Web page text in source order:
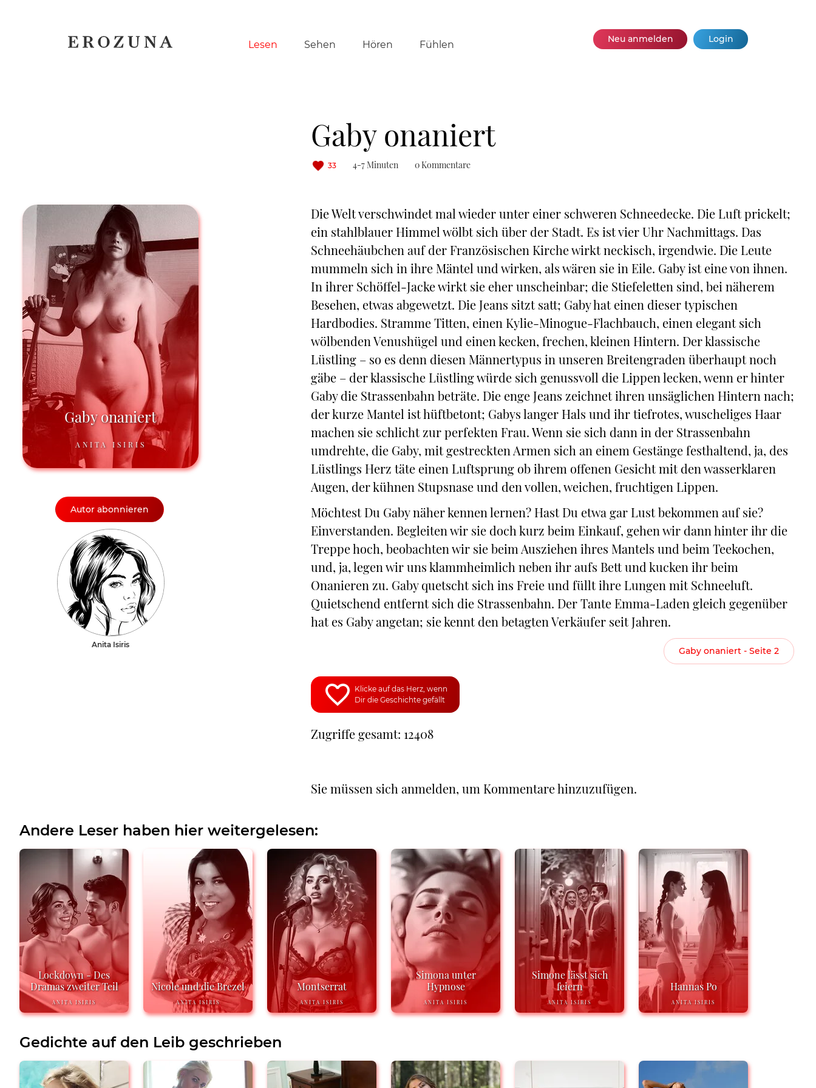
Navigation
Lesen Sehen Hören Fühlen Neu anmelden Login
Gaby onaniert
33 4-7 Minuten 0 Kommentare
Gaby onaniert
ANITA ISIRIS
Autor abonnieren
Anita Isiris
Die Welt verschwindet mal wieder unter einer schweren Schneedecke. Die Luft prickelt;
ein stahlblauer Himmel wölbt sich über der Stadt. Es ist vier Uhr Nachmittags. Das
Schneehäubchen auf der Französischen Kirche wirkt neckisch, irgendwie. Die Leute
mummeln sich in ihre Mäntel und wirken, als wären sie in Eile. Gaby ist eine von ihnen.
In ihrer Schöffel-Jacke wirkt sie eher unscheinbar; die Stiefeletten sind, bei näherem
Besehen, etwas abgewetzt. Die Jeans sitzt satt; Gaby hat einen dieser typischen
Hardbodies. Stramme Titten, einen Kylie-Minogue-Flachbauch, einen elegant sich
wölbenden Venushügel und einen kecken, frechen, kleinen Hintern. Der klassische
Lüstling – so es denn diesen Männertypus in unseren Breitengraden überhaupt noch
gäbe – der klassische Lüstling würde sich genussvoll die Lippen lecken, wenn er hinter
Gaby die Strassenbahn beträte. Die enge Jeans zeichnet ihren unsäglichen Hintern nach;
der kurze Mantel ist hüftbetont; Gabys langer Hals und ihr tiefrotes, wuscheliges Haar
machen sie schlicht zur perfekten Frau. Wenn sie sich dann in der Strassenbahn
umdrehte, die Gaby, mit gestreckten Armen sich an einem Gestänge festhaltend, ja, des
Lüstlings Herz täte einen Luftsprung ob ihrem offenen Gesicht mit den wasserklaren
Augen, der kühnen Stupsnase und den vollen, weichen, fruchtigen Lippen.
Möchtest Du Gaby näher kennen lernen? Hast Du etwa gar Lust bekommen auf sie?
Einverstanden. Begleiten wir sie doch kurz beim Einkauf, gehen wir dann hinter ihr die
Treppe hoch, beobachten wir sie beim Ausziehen ihres Mantels und beim Teekochen,
und, ja, legen wir uns klammheimlich neben ihr aufs Bett und kucken ihr beim
Onanieren zu. Gaby quetscht sich ins Freie und füllt ihre Lungen mit Schneeluft.
Quietschend entfernt sich die Strassenbahn. Der Tante Emma-Laden gleich gegenüber
hat es Gaby angetan; sie kennt den betagten Verkäufer seit Jahren.
Gaby onaniert - Seite 2
Klicke auf das Herz, wenn
Dir die Geschichte gefällt
Zugriffe gesamt: 12408
Sie müssen sich anmelden, um Kommentare hinzuzufügen.
Andere Leser haben hier weitergelesen:
Lockdown - Des
Dramas zweiter Teil
ANITA ISIRIS
Nicole und die Brezel
ANITA ISIRIS
Montserrat
ANITA ISIRIS
Simona unter
Hypnose
ANITA ISIRIS
Simone lässt sich
feiern
ANITA ISIRIS
Hannas Po
ANITA ISIRIS
Gedichte auf den Leib geschrieben